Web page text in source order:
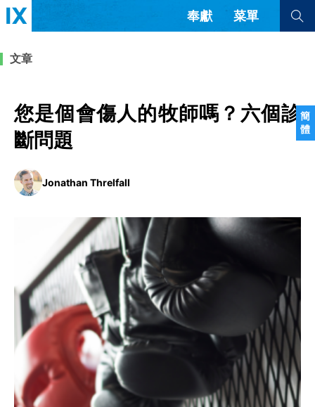
簡
體
奉獻 菜單
來信
教會帶領
福音傳講與宣教 成員制與教會紀律
團契生活與禱告
查看全部
查看全部
葡萄牙語
俄語
烏茲別克語
达里语
波斯語
羅馬尼亞語
越南語
意大利語
韓語
土耳其語
阿爾巴尼亞語
塞爾維亞語 柬埔寨語
文章
您是個會傷人的牧師嗎？六個診
斷問題
Jonathan Threlfall